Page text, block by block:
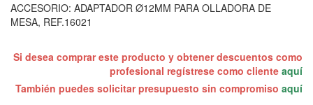
ACCESORIO: ADAPTADOR Ø12MM PARA OLLADORA DE
MESA, REF.16021
Si desea comprar este producto y obtener descuentos como
profesional regístrese como cliente aquí
También puedes solicitar presupuesto sin compromiso aquí